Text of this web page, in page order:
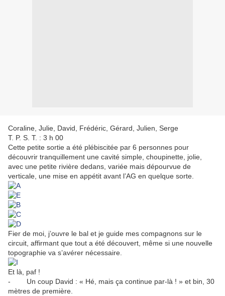
Coraline, Julie, David, Frédéric, Gérard, Julien, Serge
T. P. S. T. : 3 h 00
Cette petite sortie a été plébiscitée par 6 personnes pour
découvrir tranquillement une cavité simple, choupinette, jolie,
avec une petite rivière dedans, variée mais dépourvue de
verticale, une mise en appétit avant l’AG en quelque sorte.
Fier de moi, j’ouvre le bal et je guide mes compagnons sur le
circuit, affirmant que tout a été découvert, même si une nouvelle
topographie va s’avérer nécessaire.
Et là, paf !
- Un coup David : « Hé, mais ça continue par-là ! » et bin, 30
mètres de première.